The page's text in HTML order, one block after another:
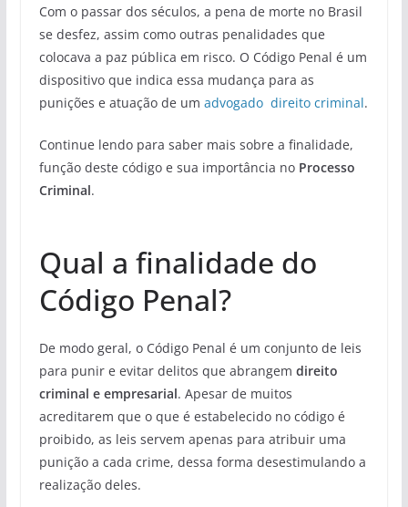
Com o passar dos séculos, a pena de morte no Brasil
se desfez, assim como outras penalidades que
colocava a paz pública em risco. O Código Penal é um
dispositivo que indica essa mudança para as
punições e atuação de um advogado direito criminal.
Continue lendo para saber mais sobre a finalidade,
função deste código e sua importância no Processo
Criminal.
Qual a finalidade do
Código Penal?
De modo geral, o Código Penal é um conjunto de leis
para punir e evitar delitos que abrangem direito
criminal e empresarial. Apesar de muitos
acreditarem que o que é estabelecido no código é
proibido, as leis servem apenas para atribuir uma
punição a cada crime, dessa forma desestimulando a
realização deles.